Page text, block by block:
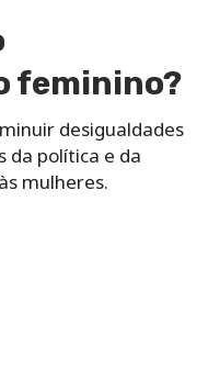
feminino?
desigualdades
da política e da
mulheres.